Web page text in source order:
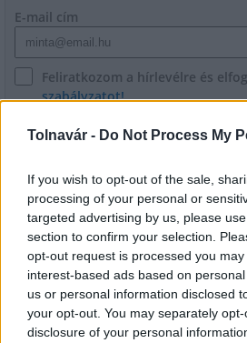
Tolnavár - Do Not Process My
If you wish to opt-out of the sale,
processing of your personal or
targeted advertising by us, please
section to confirm your selection.
opt-out request is processed you
interest-based ads based on
us or personal information disclosed
your opt-out. You may separately
disclosure of your personal
E-mail cím
Feliratkozom a hírlevélre és
szabályzatot!
LEGFRISSEBB
Országos hírek
Szakirányú
idén is a
a Gál Ferenc